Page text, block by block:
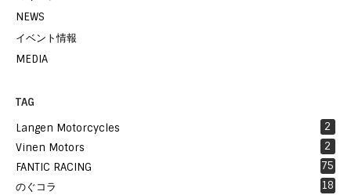
NEWS
イベント情報
MEDIA
TAG
Langen Motorcycles
2
Vinen Motors
2
FANTIC RACING
75
のぐコラ
18